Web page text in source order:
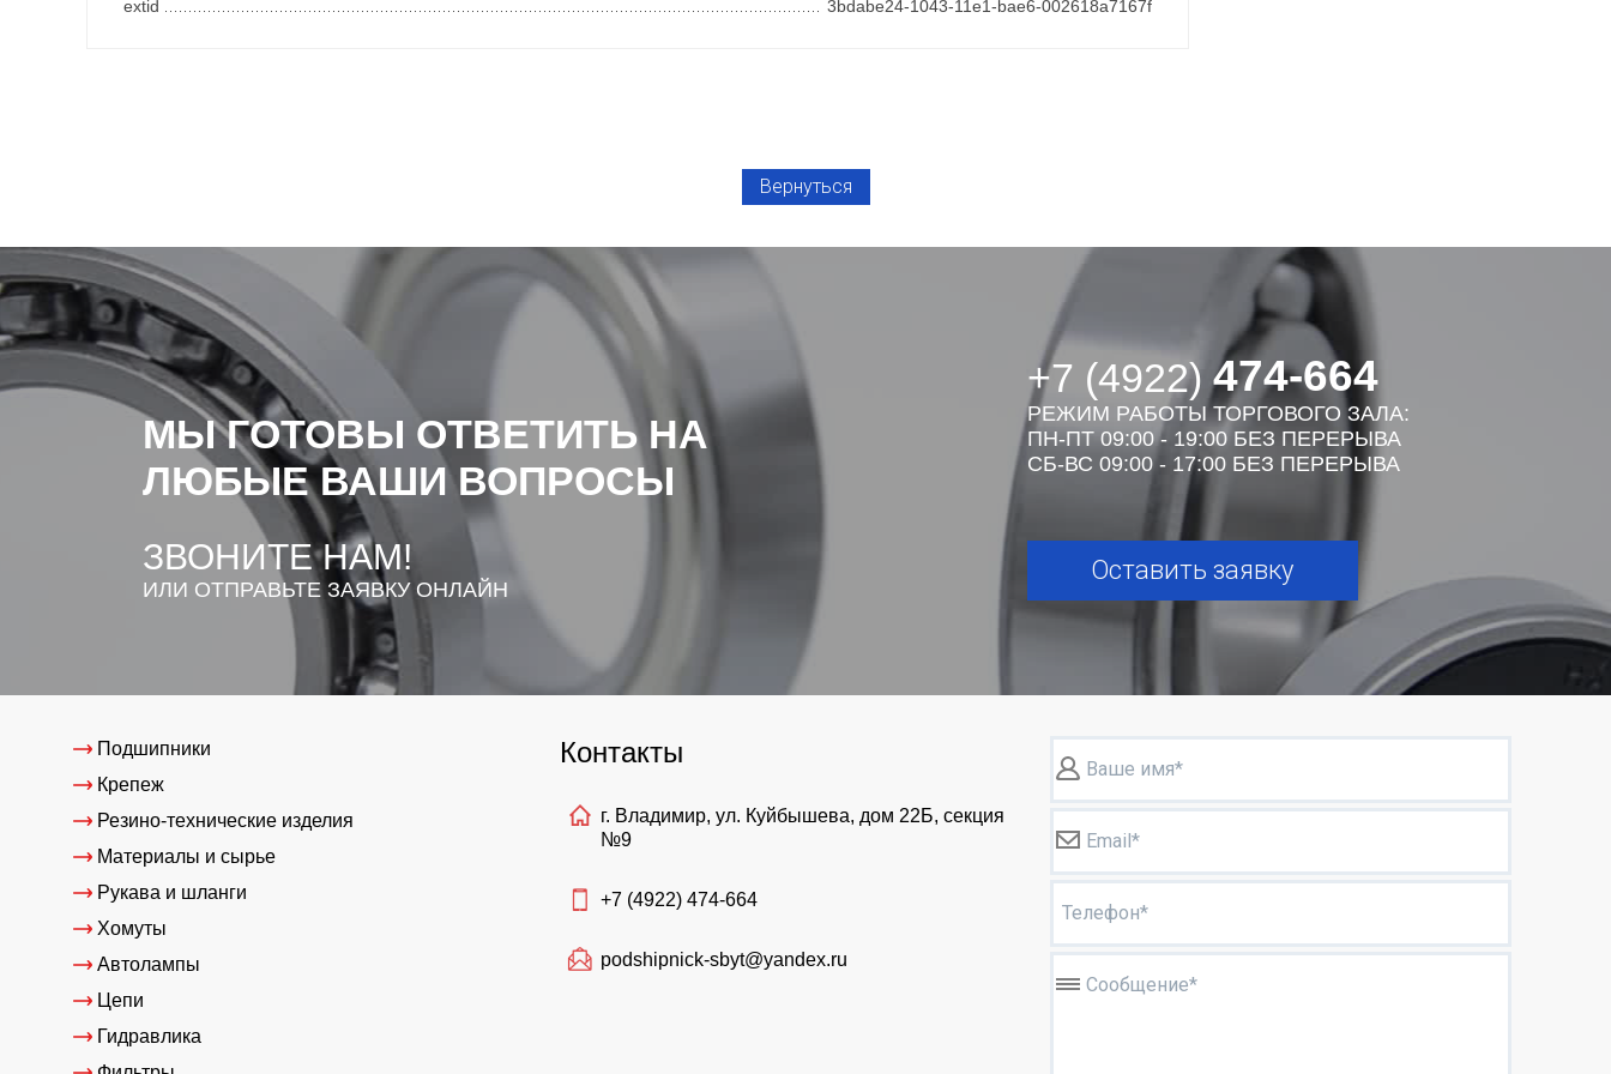
extid
3bdabe24-1043-11e1-bae6-002618a7167f
Вернуться
МЫ ГОТОВЫ ОТВЕТИТЬ НА
ЛЮБЫЕ ВАШИ ВОПРОСЫ
ЗВОНИТЕ НАМ!
ИЛИ ОТПРАВЬТЕ ЗАЯВКУ ОНЛАЙН
+7 (4922)474-664
РЕЖИМ РАБОТЫ ТОРГОВОГО ЗАЛА:
ПН-ПТ 09:00 - 19:00 БЕЗ ПЕРЕРЫВА
СБ-ВС 09:00 - 17:00 БЕЗ ПЕРЕРЫВА
Оставить заявку
Подшипники
Крепеж
Резино-технические изделия
Материалы и сырье
Рукава и шланги
Хомуты
Автолампы
Цепи
Гидравлика
Контакты
г. Владимир, ул. Куйбышева, дом 22Б, секция
№9
+7 (4922) 474-664
podshipnick-sbyt@yandex.ru
Ваше имя*
Email*
Телефон*
Сообщение*